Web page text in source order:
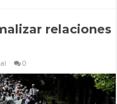
relaciones
0